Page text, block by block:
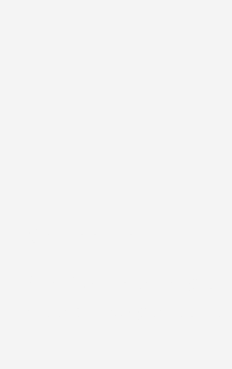
Ruim 30 jaar ervaring